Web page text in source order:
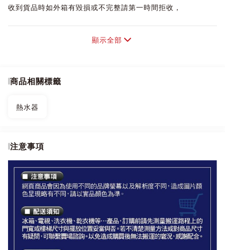
收到貨品時如外箱有毀損或不完整請第一時間拒收，
一經收貨，購買人即須負保管責任，
本店有7天猶豫期，7日過後商品若有問題即進入原廠保固狀
退換貨須知：
商品到貨隔日享7天鑑賞(猶豫)期之權益【鑑賞(猶豫)期非試用
權限。
●網頁商品會因為使用不同的品牌螢幕以及解析度不同，
造成圖片顏色呈現略有不同，請以實品顏色為準。
◆配送須知◆
冰箱、電視、洗衣機、乾衣機等…產品，訂購前請先測量搬運
路程上的門寬或樓梯尺寸與擺放位置妥當與否。
顯示全部
商品相關標籤
熱水器
注意事項